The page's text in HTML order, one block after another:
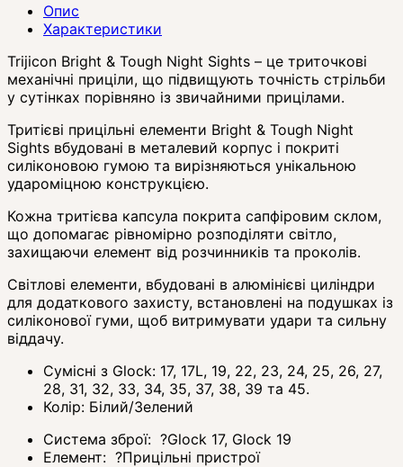
Опис
Характеристики
Trijicon Bright & Tough Night Sights – це триточкові
механічні приціли, що підвищують точність стрільби
у сутінках порівняно із звичайними прицілами.
Тритієві прицільні елементи Bright & Tough Night
Sights вбудовані в металевий корпус і покриті
силіконовою гумою та вирізняються унікальною
удароміцною конструкцією.
Кожна тритієва капсула покрита сапфіровим склом,
що допомагає рівномірно розподіляти світло,
захищаючи елемент від розчинників та проколів.
Світлові елементи, вбудовані в алюмінієві циліндри
для додаткового захисту, встановлені на подушках із
силіконової гуми, щоб витримувати удари та сильну
віддачу.
Сумісні з Glock: 17, 17L, 19, 22, 23, 24, 25, 26, 27,
28, 31, 32, 33, 34, 35, 37, 38, 39 та 45.
Колір: Білий/Зелений
Система зброї: ?Glock 17, Glock 19
Елемент: ?Прицільні пристрої